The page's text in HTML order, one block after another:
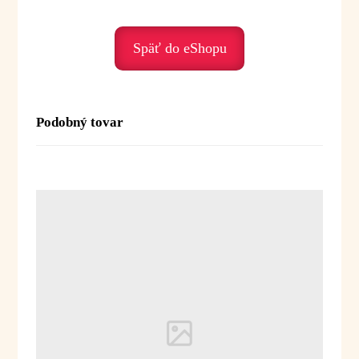
• stres – prináša uvoľnenie
• nepokoj – harmonizuje
• smútok – prináša ľahkosť
Duchovné posolstvo:
1–2 kvapky na vreckovku alebo
Späť do eShopu
Podobný tovar